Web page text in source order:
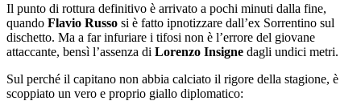
Il punto di rottura definitivo è arrivato a pochi minuti dalla fine,
quando Flavio Russo si è fatto ipnotizzare dall’ex Sorrentino sul
dischetto. Ma a far infuriare i tifosi non è l’errore del giovane
attaccante, bensì l’assenza di Lorenzo Insigne dagli undici metri.
Sul perché il capitano non abbia calciato il rigore della stagione, è
scoppiato un vero e proprio giallo diplomatico: